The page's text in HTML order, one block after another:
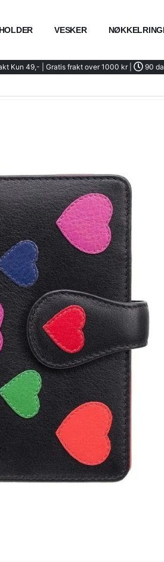
VESKER
Kun 49,- | Gratis frakt over 1000 kr | 90